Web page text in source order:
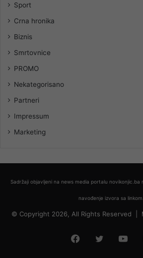
Sport
Crna hronika
Biznis
Smrtovnice
PROMO
Nekategorisano
Partneri
Impressum
Marketing
Sadržaji objavljeni na news media portalu novikonjic.ba
navođenje izvora sa linkom.
© Copyright 2026, All Rights Reserved |
Facebook
Twitter